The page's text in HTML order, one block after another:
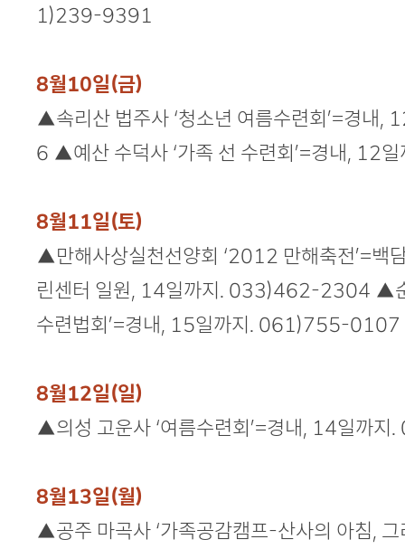
1)239-9391
8월10일(금)
▲속리산 법주사 ‘청소년 여름수련회’=경
6 ▲예산 수덕사 ‘가족 선 수련회’=경내,
8월11일(토)
▲만해사상실천선양회 ‘2012 만해축전’=백
린센터 일원, 14일까지. 033)462-2304 ▲
수련법회’=경내, 15일까지. 061)755-0107
8월12일(일)
▲의성 고운사 ‘여름수련회’=경내, 14일까
8월13일(월)
▲공주 마곡사 ‘가족공감캠프-산사의 아침,